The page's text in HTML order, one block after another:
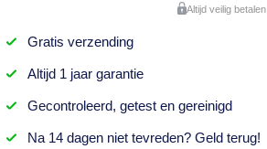
Altijd veilig betalen
Gratis verzending
Altijd 1 jaargarantie
Gecontroleerd, getesten gereinigd
Na 14 dagenniet tevreden? Geld terug!